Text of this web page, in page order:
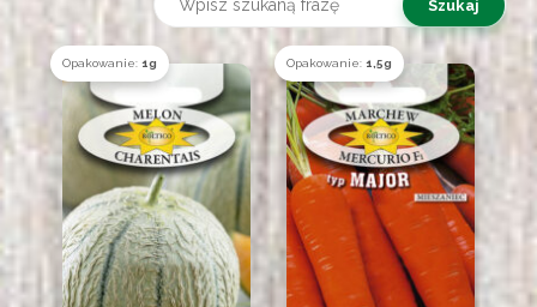
Opakowanie:1g Opakowanie: 1,5g